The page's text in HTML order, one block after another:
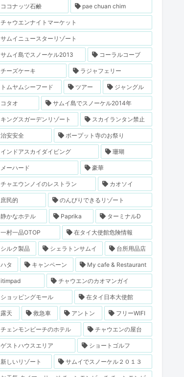
ココナッツ石鹸 pae chuan chim
チャウエンナイトマーケット
サムイニュースターリゾート
サムイ島でスノーケル2013 コーラルコーブ
チーズケーキ ラジャフェリー
トムヤムシーフード ツアー ジャングル
コタオ サムイ島でスノーケル2014年
キングスガーデンリゾート スカイランタン禁止
治安安全 ボープット寺のお祭り
インドアスカイダイビング 珊瑚
メーハード 豪華
チャエウンノイのレストラン カオソイ
庶民的 のんびりできるリゾート
静かなホテル Paprika ターミナルD
一村一品OTOP 在タイ大使館危険情報
シルク製品 シェラトンサムイ 台所用品店
ハタ キャンペーン My cafe & Restaurant
itimpad チャウエンのカオマンガイ
ショッピングモール 在タイ日本大使館
露天 救急車 アントン フリーWIFI
チェンモンビーチのホテル チャウエンの屋台
ゲストハウスエリア ショートゴルフ
新しいリゾート サムイでスノーケル２０１３